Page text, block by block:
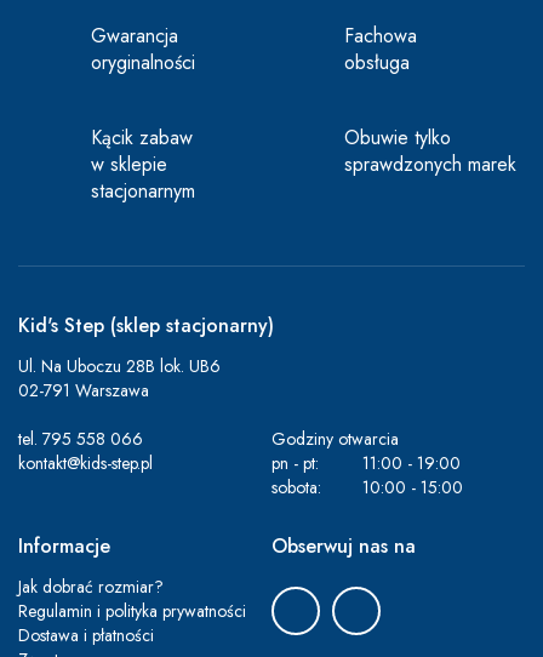
Gwarancja
oryginalności
Fachowa
obsługa
Kącik zabaw
w sklepie
stacjonarnym
Obuwie tylko
sprawdzonych marek
Kid's Step (sklep stacjonarny)
Ul. Na Uboczu 28B lok. UB6
02-791 Warszawa
tel. 795 558 066
kontakt@kids-step.pl
Godziny otwarcia
pn - pt:
11:00 - 19:00
sobota:
10:00 - 15:00
Informacje
Jak dobrać rozmiar?
Regulamin i polityka prywatności
Dostawa i płatności
Obserwuj nas na